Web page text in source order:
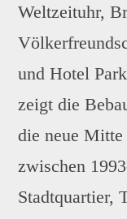
Weltzeituhr,
und Hotel
zeigt die
die neue
zwischen
Stadtquartier,